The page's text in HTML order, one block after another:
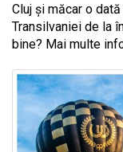
Cluj și măcar o
Transilvaniei de la
bine? Mai multe